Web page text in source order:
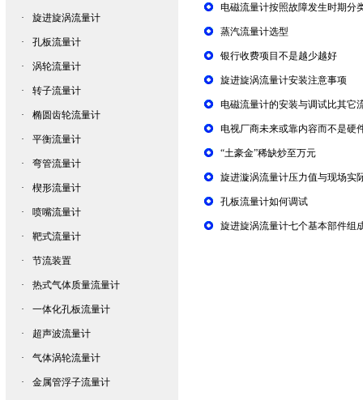
· 旋进旋涡流量计
· 孔板流量计
· 涡轮流量计
· 转子流量计
· 椭圆齿轮流量计
· 平衡流量计
· 弯管流量计
· 楔形流量计
· 喷嘴流量计
· 靶式流量计
· 节流装置
· 热式气体质量流量计
· 一体化孔板流量计
· 超声波流量计
· 气体涡轮流量计
· 金属管浮子流量计
电磁流量计按照故障发生时期分
蒸汽流量计选型
银行收费项目不是越少越好
旋进旋涡流量计安装注意事项
电磁流量计的安装与调试比其它
电视厂商未来或靠内容而不是硬
“土豪金”稀缺炒至万元
旋进漩涡流量计压力值与现场实
孔板流量计如何调试
旋进旋涡流量计七个基本部件组